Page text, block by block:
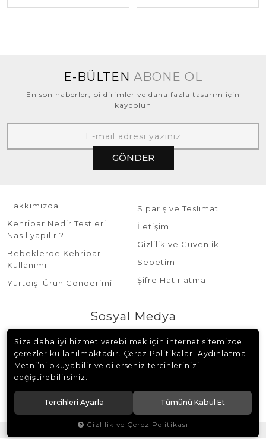
E-BÜLTEN ABONE OL
En son haberler, bildirimler ve daha fazla tasarım için
kaydolun
GÖNDER
Hakkımızda
Kehribar Nedir Testleri
Nasıl yapılır ?
Bebeklerde Kehribar
Kullanımı
Yurtdışı Ürün Gönderimi
Sipariş ve Teslimat
İletişim
Gizlilik ve Güvenlik
Sepetim
Şifre Hatırlatma
Sosyal Medya
© 2018 Burhan Sağlam Tesbih Tüm hakları saklıdır.
Yeni Nesil E-Ticaret Sistemleri ile Hazırlanmıştır.
Size daha iyi hizmet verebilmek için internet sitemizde
çerezler kullanılmaktadır. Çerez Politikaları Aydınlatma
Metni’ni okuyabilir ve dilerseniz tercihlerinizi
değiştirebilirsiniz.
Tercihleri Ayarla Tümünü Kabul Et
Gizlilik ve Çerez Politikası